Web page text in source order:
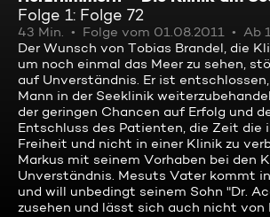
Folge 1: Folge 72
43 Min. Folge vom 01.08.2011
Ab
Der Wunsch von Tobias Brandel, die
um noch einmal das Meer zu sehen,
auf Unverständnis. Er ist
Mann in der Seeklinik
der geringen Chancen auf Erfolg und
Entschluss des Patienten, die Zeit die
Freiheit und nicht in einer Klinik zu
Markus mit seinem Vorhaben bei den
Unverständnis. Mesuts Vater kommt
und will unbedingt seinem Sohn "Dr.
zusehen und lässt sich auch nicht von